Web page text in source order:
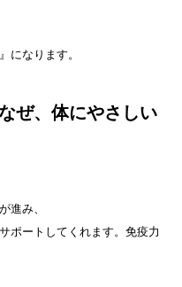
になります。
ぜ、体にやさしい
進み、
ポートしてくれます。免疫力